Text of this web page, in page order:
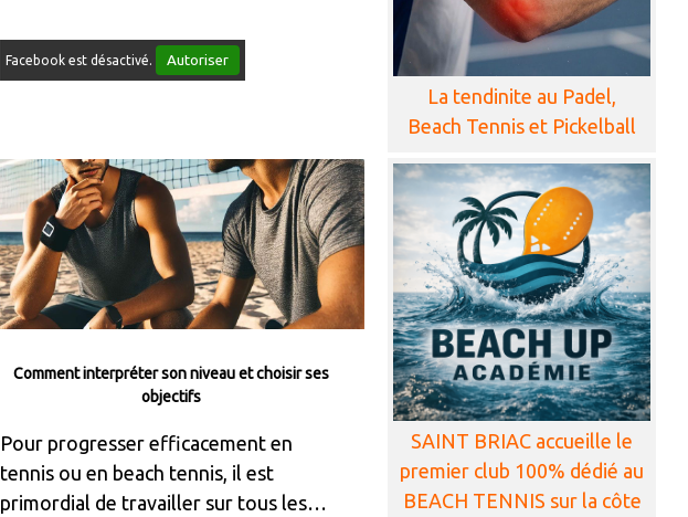
Facebook est désactivé. Autoriser
Comment interpréter son niveau et choisir ses
objectifs
Pour progresser efficacement en
tennis ou en beach tennis, il est
primordial de travailler sur tous les
La tendinite au Padel,
Beach Tennis et Pickelball
SAINT BRIAC accueille le
premier club 100% dédié au
BEACH TENNIS sur la côte